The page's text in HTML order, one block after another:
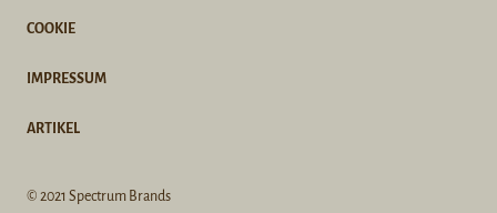
COOKIE
IMPRESSUM
ARTIKEL
© 2021 Spectrum Brands